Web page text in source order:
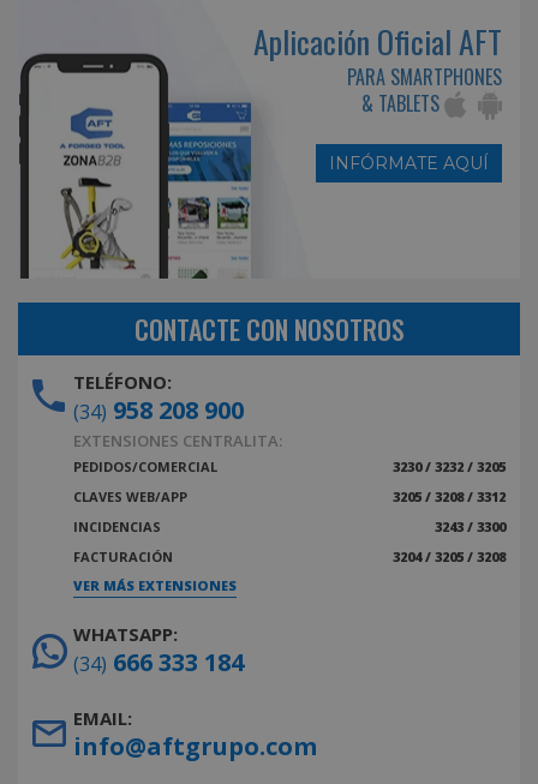
Aplicación Oficial AFT
PARA SMARTPHONES
& TABLETS
INFÓRMATE AQUÍ
CONTACTE CON NOSOTROS
TELÉFONO:
(34) 958 208 900
EXTENSIONES CENTRALITA:
PEDIDOS/COMERCIAL
3230 / 3232 / 3205
CLAVES WEB/APP
3205 / 3208 / 3312
INCIDENCIAS
3243 / 3300
FACTURACIÓN
3204 / 3205 / 3208
VER MÁS EXTENSIONES
WHATSAPP:
(34) 666 333 184
EMAIL:
info@aftgrupo.com